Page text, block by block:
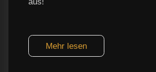
Mehr lesen